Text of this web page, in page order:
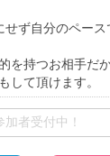
ず自分のペー
を持つお相手だ
して頂けます。
加者受付中！